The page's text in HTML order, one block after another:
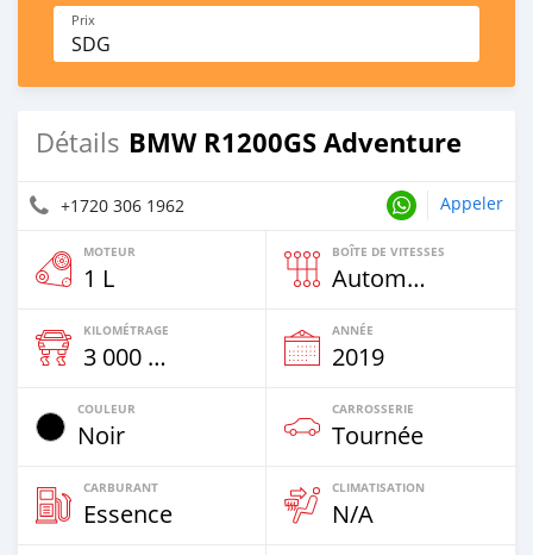
Prix
SDG
Détails BMW R1200GS Adventure
+1720 306 1962 Appeler
MOTEUR
1 L
BOÎTE DE VITESSES
Automatique
KILOMÉTRAGE
3 000 Km
ANNÉE
2019
COULEUR
Noir
CARROSSERIE
Tournée
CARBURANT
Essence
CLIMATISATION
N/A